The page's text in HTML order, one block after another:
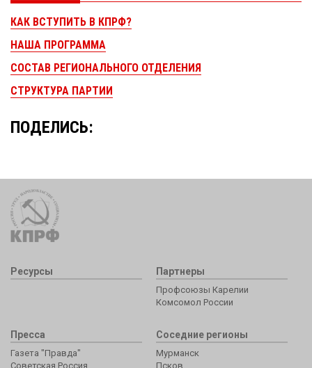
КАК ВСТУПИТЬ В КПРФ?
НАША ПРОГРАММА
СОСТАВ РЕГИОНАЛЬНОГО ОТДЕЛЕНИЯ
СТРУКТУРА ПАРТИИ
ПОДЕЛИСЬ:
Ресурсы Партнеры
Профсоюзы Карелии
Комсомол России
Пресса
Газета "Правда"
Советская Россия
Соседние регионы
Мурманск
Псков